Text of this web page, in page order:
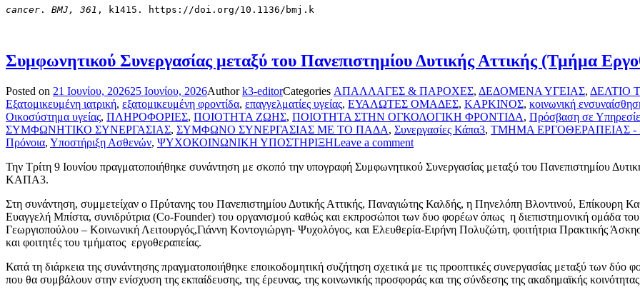
cancer . BMJ, 361 , k1415. https://doi.org/10.1136/bmj.k
Συμφωνητικού Συνεργασίας μεταξύ του Πανεπιστημίου Δυτικής Αττικής (Τμήμα
Posted on 21 Ιουνίου, 202625 Ιουνίου, 2026Authork3-editorCategories ΑΠΑΛΛΑΓΕΣ & ΠΑΡΟΧΕΣ, ΔΕΔΟΜΕΝΑ ΥΓΕΙΑΣ, ΔΕΛΤΙΟ
Εξατομικευμένη ιατρική, εξατομικευμένη φροντίδα, επαγγελματίες υγείας, ΕΥΑΛΩΤΕΣ ΟΜΑΔΕΣ, ΚΑΡΚΙΝΟΣ, κοινωνική
Οικοσύστημα υγείας, ΠΛΗΡΟΦΟΡΙΕΣ, ΠΟΙΟΤΗΤΑ ΖΩΗΣ, ΠΟΙΟΤΗΤΑ ΣΤΗΝ ΟΓΚΟΛΟΓΙΚΗ ΦΡΟΝΤΙΔΑ, Πρόσβαση σε
ΣΥΜΦΩΝΗΤΙΚΟ ΣΥΝΕΡΓΑΣΙΑΣ, ΣΥΜΦΩΝΟ ΣΥΝΕΡΓΑΣΙΑΣ ΜΕ ΤΟ ΠΑΔΑ, Συνεργασίες Κάπα3, ΤΜΗΜΑ ΕΡΓΟΘΕΡΑΠΕΙΑΣ -
Πρόνοια, Υποστήριξη Ασθενών, ΨΥΧΟΚΟΙΝΩΝΙΚΗ ΥΠΟΣΤΗΡΙΞΗLeave a comment
Την Τρίτη 9 Ιουνίου πραγματοποιήθηκε συνάντηση με σκοπό την υπογραφή Συμφωνητικού Συνεργασίας μεταξύ του Πανεπιστημίου
ΚΑΠΑ3.
Στη συνάντηση, συμμετείχαν ο Πρύτανης του Πανεπιστημίου Δυτικής Αττικής, Παναγιώτης Καλδής, η Πηνελόπη Βλοντινού, Επίκουρη
Ευαγγελή Μπίστα, συνιδρύτρια (Co-Founder) του οργανισμού καθώς και εκπροσώποι των δυο φορέων όπως η διεπιστημονική ομάδα
Γεωργιοπούλου – Κοινωνική Λειτουργός,Γιάννη Κοντογιώργη- Ψυχολόγος, και Ελευθερία-Ειρήνη Πολυζώτη, φοιτήτρια Πρακτικής
και φοιτητές του τμήματος εργοθεραπείας.
Κατά τη διάρκεια της συνάντησης πραγματοποιήθηκε εποικοδομητική συζήτηση σχετικά με τις προοπτικές συνεργασίας μεταξύ των
που θα συμβάλουν στην ενίσχυση της εκπαίδευσης, της έρευνας, της κοινωνικής προσφοράς και της σύνδεσης της ακαδημαϊκής